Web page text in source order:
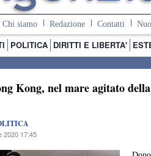
Chi siamo Redazione Contatti
POLITICA DIRITTI E LIBERTA'
Kong, nel mare agitato
2020 17:45